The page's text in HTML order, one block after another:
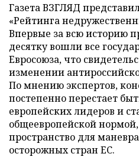
Газета ВЗГЛЯД
«Рейтинга
Впервые за всю историю
десятку вошли все
Евросоюза, что
изменении
По мнению экспертов,
постепенно перестает
европейских лидеров и
общеевропейской
пространство для
осторожных стран ЕС.